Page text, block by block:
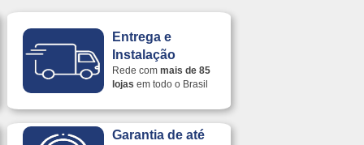
Entrega e
Instalação
Rede com mais de 85
lojas em todo o Brasil
Garantia de até